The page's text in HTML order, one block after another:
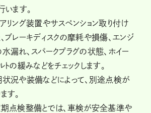
ます。
リング装置やサスペンション取り付け
ブレーキディスクの摩耗や損傷、エンジ
漏れ、スパークプラグの状態、ホイー
の緩みなどをチェックします。
況や装備などによって、別途点検が
す。
点検整備とでは、車検が安全基準や